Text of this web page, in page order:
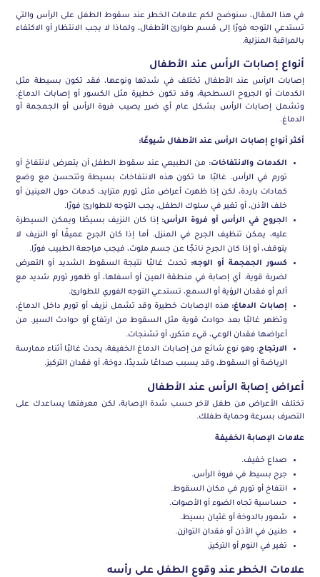
في هذا المقال، سنوضح لكم علامات الخطر عند سقوط الطفل على الرأس والتي
تستدعي التوجه فورًا إلى قسم طوارئ الأطفال، ولماذا لا يجب الانتظار أو الاكتفاء
بالمراقبة المنزلية.
أنواع إصابات الرأس عند الأطفال
إصابات الرأس عند الأطفال تختلف في شدتها ونوعها، فقد تكون بسيطة مثل
الكدمات أو الجروح السطحية، وقد تكون خطيرة مثل الكسور أو إصابات الدماغ.
وتشمل إصابات الرأس بشكل عام أي ضرر يصيب فروة الرأس أو الجمجمة أو
الدماغ.
أكثر أنواع إصابات الرأس عند الأطفال شيوعًا:
الكدمات والانتفاخات: من الطبيعي عند سقوط الطفل أن يتعرض لانتفاخ أو
تورم في الرأس. غالبًا ما تكون هذه الانتفاخات بسيطة وتتحسن مع وضع
كمادات باردة، لكن إذا ظهرت أعراض مثل تورم متزايد، كدمات حول العينين أو
خلف الأذن، أو تغير في سلوك الطفل، يجب التوجه للطوارئ فورًا.
الجروح في الرأس أو فروة الرأس:إذا كان النزيف بسيطًا ويمكن السيطرة
عليه، يمكن تنظيف الجرح في المنزل. أما إذا كان الجرح عميقًا أو النزيف لا
يتوقف، أو إذا كان الجرح ناتجًا عن جسم ملوث، فيجب مراجعة الطبيب فورًا.
كسور الجمجمة أو الوجه: تحدث غالبًا نتيجة السقوط الشديد أو التعرض
لضربة قوية. أي إصابة في منطقة العين أو أسفلها، أو ظهور تورم شديد مع
ألم أو فقدان الرؤية أو السمع، تستدعي التوجه الفوري للطوارئ.
إصابات الدماغ: هذه الإصابات خطيرة وقد تشمل نزيف أو تورم داخل الدماغ،
وتظهر غالبًا بعد حوادث قوية مثل السقوط من ارتفاع أو حوادث السير. من
أعراضها فقدان الوعي، قيء متكرر، أو تشنجات.
الارتجاج: وهو نوع شائع من إصابات الدماغ الخفيفة، يحدث غالبًا أثناء ممارسة
الرياضة أو السقوط، وقد يسبب صداعًا شديدًا، دوخة، أو فقدان التركيز.
أعراض إصابة الرأس عند الأطفال
تختلف الأعراض من طفل لآخر حسب شدة الإصابة، لكن معرفتها يساعدك على
التصرف بسرعة وحماية طفلك.
علامات الإصابة الخفيفة
صداع خفيف.
جرح بسيط في فروة الرأس.
انتفاخ أو تورم في مكان السقوط.
حساسية تجاه الضوء أو الأصوات.
شعور بالدوخة أو غثيان بسيط.
طنين في الأذن أو فقدان التوازن.
تغير في النوم أو التركيز.
علامات الخطر عند وقوع الطفل على رأسه